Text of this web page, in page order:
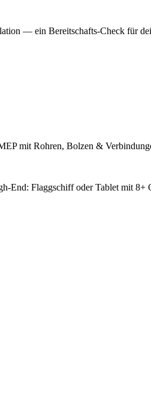
— ein Bereitschafts-Check für
mit Rohren, Bolzen &
End: Flaggschiff oder Tablet mit